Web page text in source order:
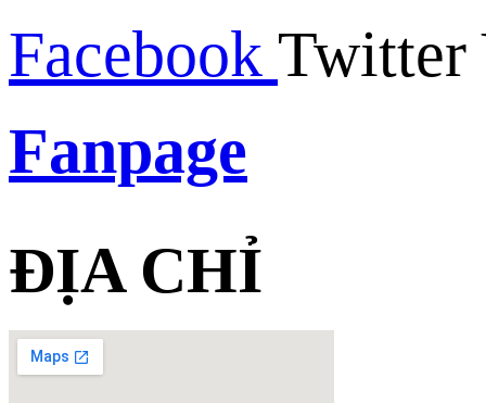
Facebook Twitter
Fanpage
ĐỊA CHỈ